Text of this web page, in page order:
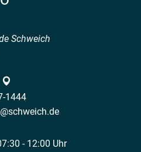
Schweich
1444
- 12:00 Uhr